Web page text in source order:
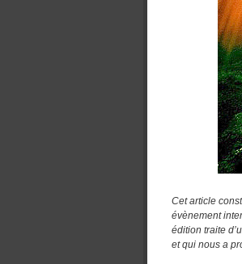
Cet article
évènement
édition traite
et qui nous a